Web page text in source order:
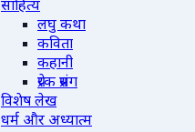
साहित्य
लघु कथा
कविता
कहानी
प्रेरक प्रसंग
विशेष लेख
धर्म और अध्यात्म